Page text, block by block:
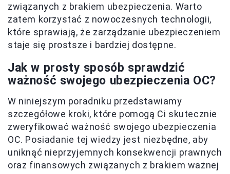
związanych z brakiem ubezpieczenia. Warto
zatem korzystać z nowoczesnych technologii,
które sprawiają, że zarządzanie ubezpieczeniem
staje się prostsze i bardziej dostępne.
Jak w prosty sposób sprawdzić
ważność swojego ubezpieczenia OC?
W niniejszym poradniku przedstawiamy
szczegółowe kroki, które pomogą Ci skutecznie
zweryfikować ważność swojego ubezpieczenia
OC. Posiadanie tej wiedzy jest niezbędne, aby
uniknąć nieprzyjemnych konsekwencji prawnych
oraz finansowych związanych z brakiem ważnej